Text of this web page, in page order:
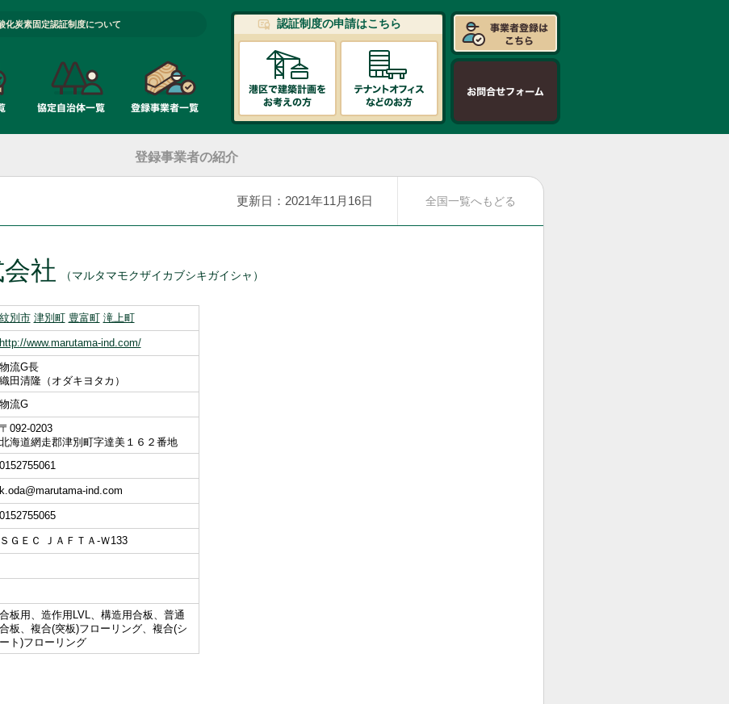
化炭素固定認証制度について 認証制度の申請はこちら
登録事業者の紹介
全国一覧へもどる
更新日：2021年11月16日
社 （マルタマモクザイカブシキガイシャ）
紋別市 津別町 豊富町 滝上町
http://www.marutama-ind.com/
物流G長
織田清隆（オダキヨタカ）
物流G
〒092-0203
北海道網走郡津別町字達美１６２番地
0152755061
k.oda@marutama-ind.com
0152755065
ＳＧＥＣ ＪＡＦＴＡ-Ｗ133
合板用、造作用LVL、構造用合板、普通
合板、複合(突板)フローリング、複合(シ
ート)フローリング